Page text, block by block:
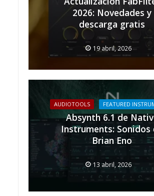
2026: Novedades y
descarga gratis
19 abril, 2026
AUDIOTOOLS FEATURED
Absynth 6.1 de
Instruments: Sonidos
Brian Eno
13 abril, 2026